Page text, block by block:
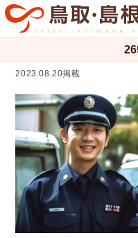
2023.08.20掲載